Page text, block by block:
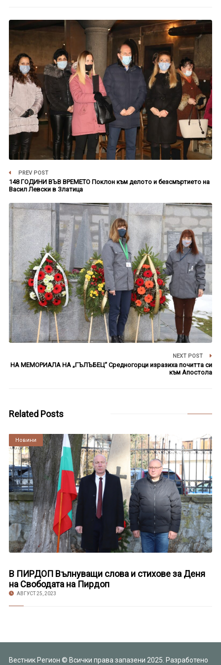
PREV POST
148 ГОДИНИ ВЪВ ВРЕМЕТО Поклон към делото и безсмъртието на
Васил Левски в Златица
NEXT POST
НА МЕМОРИАЛА НА „ГЪЛЪБЕЦ“ Средногорци изразиха почитта си
към Апостола
Related Posts
Култура
Новини
В ПИРДОП Вълнуващи слова и стихове за Деня
на Свободата на Пирдоп
АВГУСТ 25, 2023
Вестник Регион © Всички права запазени 2025. Разработено